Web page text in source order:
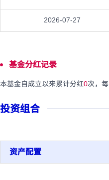
2026-07-27
基金分红记录
本基金自成立以来累计分红0次，
投资组合
资产配置